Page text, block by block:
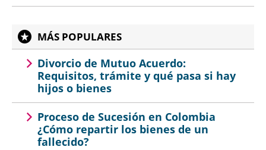
MÁS POPULARES
Divorcio de Mutuo Acuerdo:
Requisitos, trámite y qué pasa si hay
hijos o bienes
Proceso de Sucesión en Colombia
¿Cómo repartir los bienes de un
fallecido?